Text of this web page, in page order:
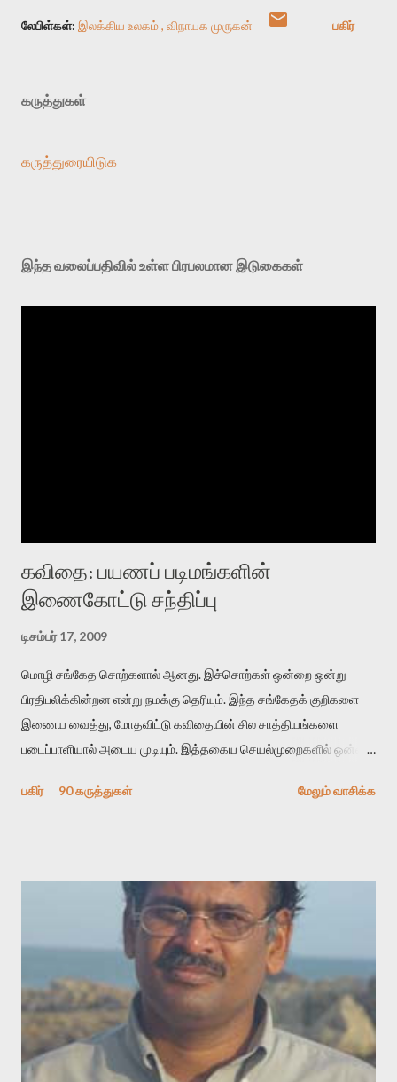
லேபிள்கள்: இலக்கிய உலகம் விநாயக முருகன் பகிர்
கருத்துகள்
கருத்துரையிடுக
இந்த வலைப்பதிவில் உள்ள பிரபலமான இடுகைகள்
கவிதை: பயணப் படிமங்களின்
இணைகோட்டு சந்திப்பு
டிசம்பர் 17, 2009
மொழி சங்கேத சொற்களால் ஆனது. இச்சொற்கள் ஒன்றை ஒன்று
பிரதிபலிக்கின்றன என்று நமக்கு தெரியும். இந்த சங்கேதக் குறிகளை
இணைய வைத்து, மோதவிட்டு கவிதையின் சில சாத்தியங்களை
படைப்பாளியால் அடைய முடியும். இத்தகைய செயல்முறைகளில் ஒன்றை
காலத்தில் ஜாலவித்தைக்காரர்கள் வந்து போன பின் அவர்களின்
அதிகமாக்கும். கொல்லாது. ஒரு கனவை மீட்டெடுப்பதன் நோக்கம்
என்னவாக இருக்கும்? கவிதையின் அரூப இயக்கத்தை பொதுவயமாக
வடிக்க முயல்வதும் அதற்கே. கோயில் கருவறையின்
மென்வெளிச்சத்தில் நுண்பேசியின் படக்கருவியை இயக்கி சாத்தி
வைத்து விட்டு இயக்கத்தை அறிவோம். அறிதல் அபச்சாரமில்லை.
பயணப் படிமம் என்பது காக்னிடிவ் பொயடிக்ஸ் எனும் சமகால
விமர்சனத்தின் ஒரு முக்கிய கருவி. இக்கருவியை மனுஷ்யபுத்திரனின்
“காலை வணக்கங்கள்” எனும் ஒரு கவிதையில் சொருகப் போகிறோம்.
பகிர் 90 கருத்துகள் மேலும் வாசிக்க